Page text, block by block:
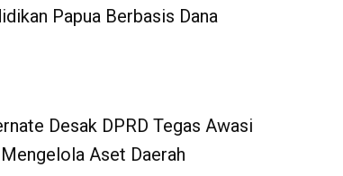
Papua Berbasis Dana
Desak DPRD Tegas Awasi
Aset Daerah